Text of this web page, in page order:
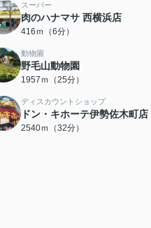
スーパー
肉のハナマサ 西横浜店
416ｍ（6分）
動物園
野毛山動物園
1957ｍ（25分）
ディスカウントショップ
ドン・キホーテ伊勢佐木町店
2540ｍ（32分）